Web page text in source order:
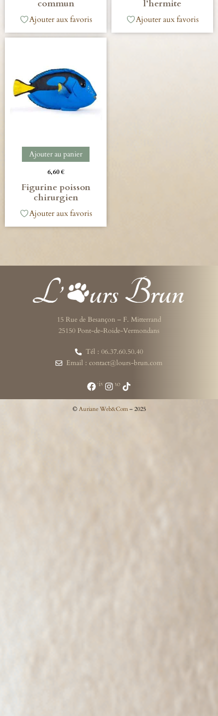
commun
Ajouter aux favoris
l’hermite
Ajouter aux favoris
Ajouter au panier
6,60€
Figurine poisson
chirurgien
Ajouter aux favoris
15 Rue de Besançon – F. Mitterrand
25150 Pont-de-Roide-Vermondans
Tél : 06.37.60.50.40
Email : contact@lours-brun.com
Suivez-nous
©Auriane Web&Com– 2025